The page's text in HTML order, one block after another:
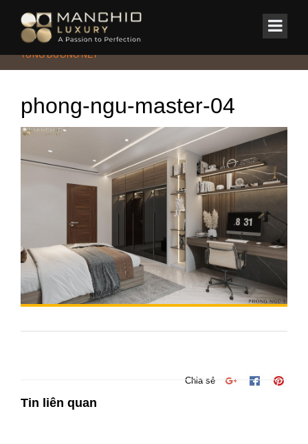
Home/Nhà phố/BINH HOP HOUSE – HƠI THỞ HIỆN ĐẠI TRONG
TỪNG ĐƯỜNG NÉT
phong-ngu-master-04
Chia sẻ
Tin liên quan